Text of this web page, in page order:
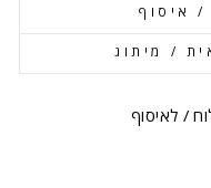
/ איסוף
/ מיתוג
/ לאיסוף